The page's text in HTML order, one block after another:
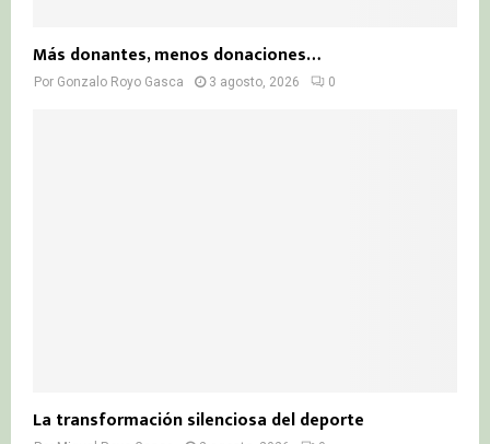
Más donantes, menos donaciones…
Por Gonzalo Royo Gasca 3 agosto, 2026 0
La transformación silenciosa del deporte